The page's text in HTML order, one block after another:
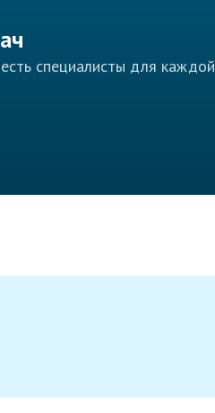
специалисты для каждой